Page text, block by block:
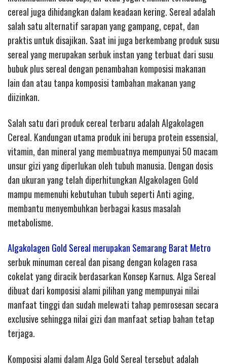
cereal juga dihidangkan dalam keadaan kering. Sereal adalah
salah satu alternatif sarapan yang gampang, cepat, dan
praktis untuk disajikan. Saat ini juga berkembang produk susu
sereal yang merupakan serbuk instan yang terbuat dari susu
bubuk plus sereal dengan penambahan komposisi makanan
lain dan atau tanpa komposisi tambahan makanan yang
diizinkan.
Salah satu dari produk cereal terbaru adalah Algakolagen
Cereal. Kandungan utama produk ini berupa protein essensial,
vitamin, dan mineral yang membuatnya mempunyai 50 macam
unsur gizi yang diperlukan oleh tubuh manusia. Dengan dosis
dan ukuran yang telah diperhitungkan Algakolagen Gold
mampu memenuhi kebutuhan tubuh seperti Anti aging,
membantu menyembuhkan berbagai kasus masalah
metabolisme.
Algakolagen Gold Sereal merupakan Semarang Barat Metro
serbuk minuman cereal dan pisang dengan kolagen rasa
cokelat yang diracik berdasarkan Konsep Karnus. Alga Sereal
dibuat dari komposisi alami pilihan yang mempunyai nilai
manfaat tinggi dan sudah melewati tahap pemrosesan secara
exclusive sehingga nilai gizi dan manfaat setiap bahan tetap
terjaga.
Komposisi alami dalam Alga Gold Sereal tersebut adalah